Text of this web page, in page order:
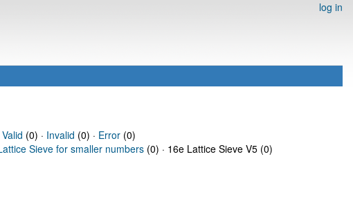
log in
Valid (0) · Invalid (0) · Error(0)
Sieve for smaller numbers (0) · 16e Lattice Sieve V5 (0)